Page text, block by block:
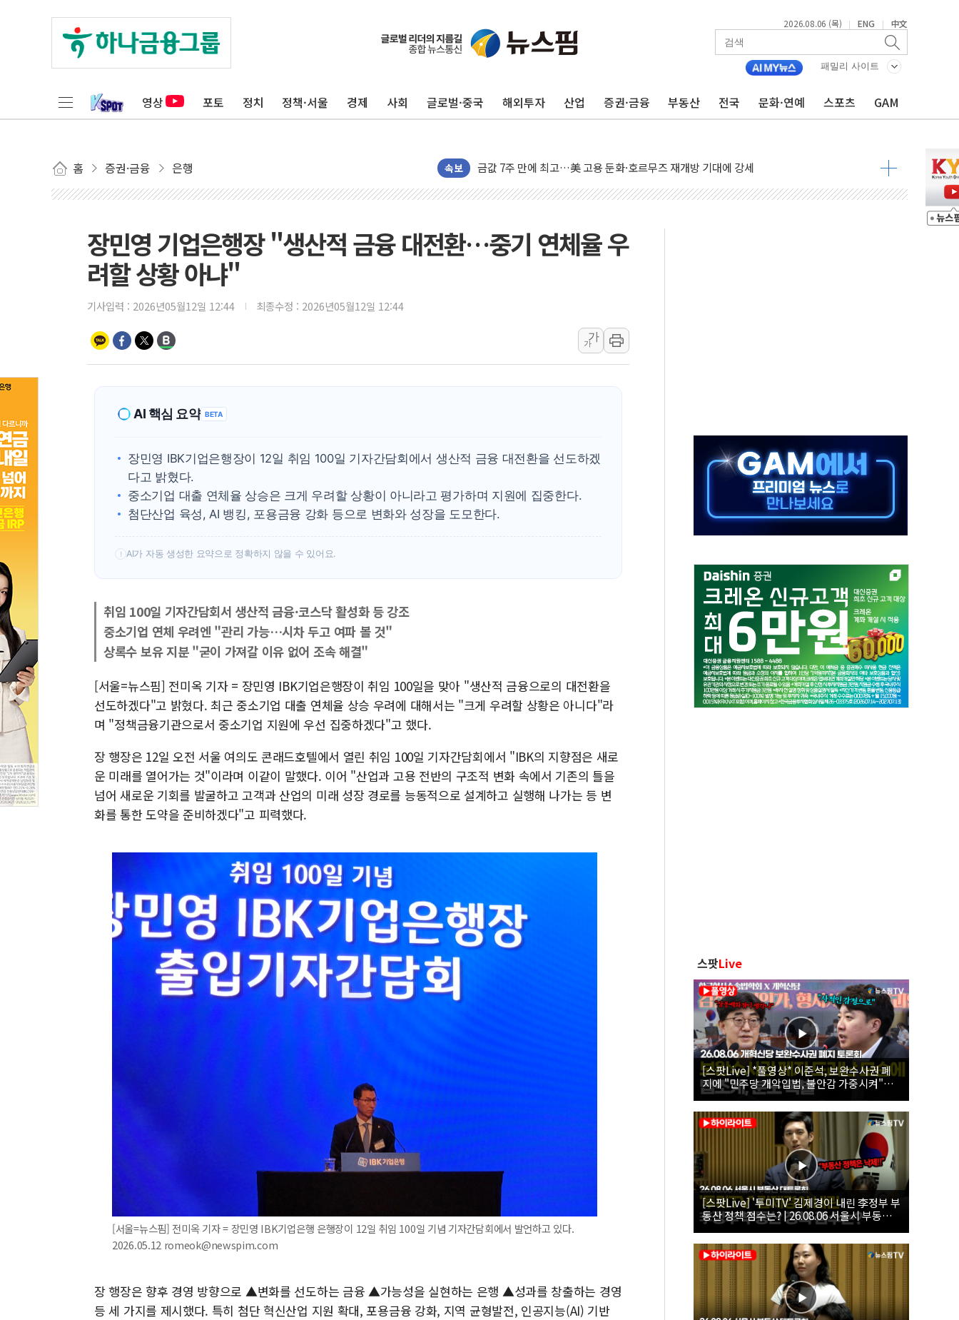
2026.08.06 (목) | ENG | 中文
패밀리 사이트
영상 포토 정치 정책·서울 경제 사회 글로벌·중국 해외투자 산업 증권·금융 부동산 전국 문화·연예 스포츠 GAM
홈 증권·금융 은행 속보
구광모, 내주 실리콘밸리서 젠슨 황 재회…로봇·AI 데이터센터·모빌리티 구체화
뉴욕증시 개장 전 특징주...모더나·아이온큐·도어대시↑ VS 샌디스크·피그마·앱러빈↓
뉴욕증시 프리뷰, 미 주가선물 AI주 차익실현 속 혼조세...웨스턴디지털·샌디스크↓
청와대, 북한 단거리 탄도미사일 발사에 긴급 안보 점검회의
[인도증시] 중동 긴장 완화에 실적 호조까지, 상승...호실적 보고 기업 상승세 뚜렷
러, 1인칭시점 드론으로 우크라 민간인 '사파리' 공격… 시민들 공포감 극대화 전략
'월가의 황제' 다이먼 "금융시장 레버리지 위험수위…숨은 차입이 더 큰 변수"
양주 섬유염색공장서 화재 1명 중상…대응 1단계 진압 중
우크라 드론 전술, 중남미 콜롬비아에 새 안보 위기… 반군·마약카르텔이 습득해 전투 활용
동해해경, 독도 해상서 부유물 감긴 어선 구조
강원도 폭염특보 11일째…온열질환·가축 피해 최소화 '총력 대응'
장민영 기업은행장 "생산적 금융 대전환…중기 연체율 우
려할 상황 아냐"
기사입력 : 2026년05월12일 12:44 최종수정 : 2026년05월12일 12:44
가
가
AI 핵심 요약 BETA
장민영 IBK기업은행장이 12일 취임 100일 기자간담회에서 생산적 금융 대전환을 선도하겠
다고 밝혔다.
중소기업 대출 연체율 상승은 크게 우려할 상황이 아니라고 평가하며 지원에 집중한다.
첨단산업 육성, AI 뱅킹, 포용금융 강화 등으로 변화와 성장을 도모한다.
! AI가 자동 생성한 요약으로 정확하지 않을 수 있어요.
취임 100일 기자간담회서 생산적 금융·코스닥 활성화 등 강조
중소기업 연체 우려엔 "관리 가능…시차 두고 여파 볼 것"
상록수 보유 지분 "굳이 가져갈 이유 없어 조속 해결"
[서울=뉴스핌] 전미옥 기자 = 장민영 IBK기업은행장이 취임 100일을 맞아 "생산적 금융으로의 대전환을
선도하겠다"고 밝혔다. 최근 중소기업 대출 연체율 상승 우려에 대해서는 "크게 우려할 상황은 아니다"라
며 "정책금융기관으로서 중소기업 지원에 우선 집중하겠다"고 했다.
장 행장은 12일 오전 서울 여의도 콘래드호텔에서 열린 취임 100일 기자간담회에서 "IBK의 지향점은 새로
운 미래를 열어가는 것"이라며 이같이 말했다. 이어 "산업과 고용 전반의 구조적 변화 속에서 기존의 틀을
넘어 새로운 기회를 발굴하고 고객과 산업의 미래 성장 경로를 능동적으로 설계하고 실행해 나가는 등 변
화를 통한 도약을 준비하겠다"고 피력했다.
[서울=뉴스핌] 전미옥 기자 = 장민영 IBK기업은행 은행장이 12일 취임 100일 기념 기자간담회에서 발언하고 있다.
2026.05.12 romeok@newspim.com
장 행장은 향후 경영 방향으로 ▲변화를 선도하는 금융 ▲가능성을 실현하는 은행 ▲성과를 창출하는 경영
등 세 가지를 제시했다. 특히 첨단 혁신산업 지원 확대, 포용금융 강화, 지역 균형발전, 인공지능(AI) 기반
스팟Live
[스팟Live] *풀영상* 이준석, 보완수사권 폐
지에 "민주당 개악입법, 불안감 가중시켜"｜
26.08.06 개혁신당 보완수사권 폐지 토론회
[스팟Live] '투미TV' 김제경이 내린 李정부 부
동산 정책 점수는? | 26.08.06 서울시 부동산
대토론회